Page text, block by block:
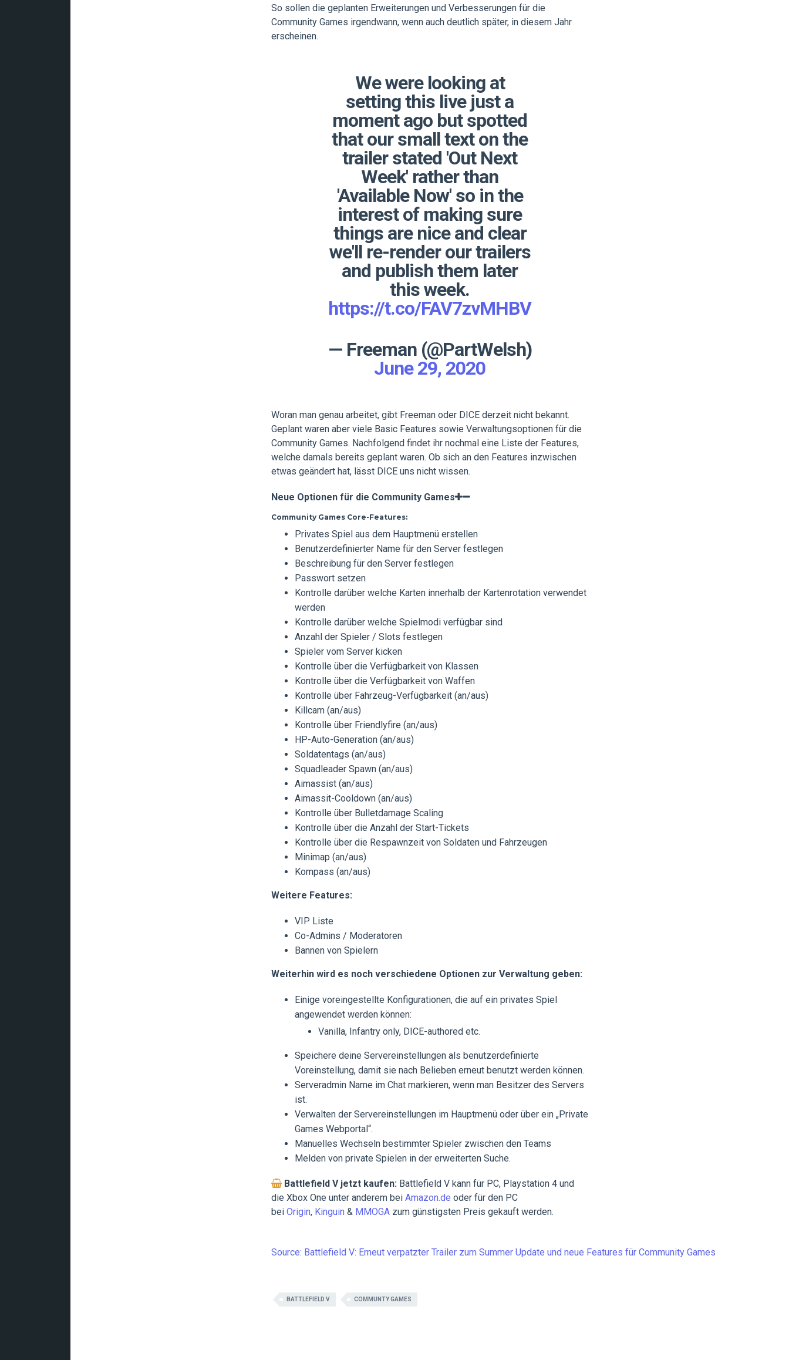
So sollen die geplanten Erweiterungen und Verbesserungen für die
Community Games irgendwann, wenn auch deutlich später, in diesem Jahr
erscheinen.
We were looking at
setting this live just a
moment ago but spotted
that our small text on the
trailer stated 'Out Next
Week' rather than
'Available Now' so in the
interest of making sure
things are nice and clear
we'll re-render our trailers
and publish them later
this week.
https://t.co/FAV7zvMHBV
— Freeman (@PartWelsh)
June 29, 2020
Woran man genau arbeitet, gibt Freeman oder DICE derzeit nicht bekannt.
Geplant waren aber viele Basic Features sowie Verwaltungsoptionen für die
Community Games. Nachfolgend findet ihr nochmal eine Liste der Features,
welche damals bereits geplant waren. Ob sich an den Features inzwischen
etwas geändert hat, lässt DICE uns nicht wissen.
Neue Optionen für die Community Games
Community Games Core-Features:
Privates Spiel aus dem Hauptmenü erstellen
Benutzerdefinierter Name für den Server festlegen
Beschreibung für den Server festlegen
Passwort setzen
Kontrolle darüber welche Karten innerhalb der Kartenrotation verwendet
werden
Kontrolle darüber welche Spielmodi verfügbar sind
Anzahl der Spieler / Slots festlegen
Spieler vom Server kicken
Kontrolle über die Verfügbarkeit von Klassen
Kontrolle über die Verfügbarkeit von Waffen
Kontrolle über Fahrzeug-Verfügbarkeit (an/aus)
Killcam (an/aus)
Kontrolle über Friendlyfire (an/aus)
HP-Auto-Generation (an/aus)
Soldatentags (an/aus)
Squadleader Spawn (an/aus)
Aimassist (an/aus)
Aimassit-Cooldown (an/aus)
Kontrolle über Bulletdamage Scaling
Kontrolle über die Anzahl der Start-Tickets
Kontrolle über die Respawnzeit von Soldaten und Fahrzeugen
Minimap (an/aus)
Kompass (an/aus)
Weitere Features:
VIP Liste
Co-Admins / Moderatoren
Bannen von Spielern
Weiterhin wird es noch verschiedene Optionen zur Verwaltung geben:
Einige voreingestellte Konfigurationen, die auf ein privates Spiel
angewendet werden können:
Vanilla, Infantry only, DICE-authored etc.
Speichere deine Servereinstellungen als benutzerdefinierte
Voreinstellung, damit sie nach Belieben erneut benutzt werden können.
Serveradmin Name im Chat markieren, wenn man Besitzer des Servers
ist.
Verwalten der Servereinstellungen im Hauptmenü oder über ein „Private
Games Webportal“.
Manuelles Wechseln bestimmter Spieler zwischen den Teams
Melden von private Spielen in der erweiterten Suche.
Battlefield V jetzt kaufen: Battlefield V kann für PC, Playstation 4 und
die Xbox One unter anderem bei Amazon.de oder für den PC
bei Origin, Kinguin & MMOGA zum günstigsten Preis gekauft werden.
Source: Battlefield V: Erneut verpatzter Trailer zum Summer Update und neue Features für Community Games
BATTLEFIELD V COMMUNTY GAMES